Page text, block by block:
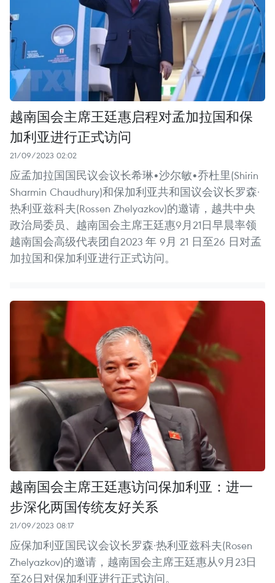
越南国会主席王廷惠启程对孟加拉国和保
加利亚进行正式访问
21/09/2023 02:02
应孟加拉国国民议会议长希琳•沙尔敏•乔杜里(Shirin
Sharmin Chaudhury)和保加利亚共和国议会议长罗森·
热利亚兹科夫(Rossen Zhelyazkov)的邀请，越共中央
政治局委员、越南国会主席王廷惠9月21日早晨率领
越南国会高级代表团自2023 年 9月 21 日至26 日对孟
加拉国和保加利亚进行正式访问。
越南国会主席王廷惠访问保加利亚：进一
步深化两国传统友好关系
21/09/2023 08:17
应保加利亚国民议会议长罗森·热利亚兹科夫(Rosen
Zhelyazkov)的邀请，越南国会主席王廷惠从9月23日
至26日对保加利亚进行正式访问。